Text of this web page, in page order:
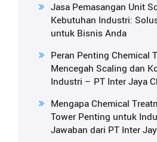
Jasa Pemasangan Unit
Kebutuhan Industri:
untuk Bisnis Anda
Peran Penting Chemical
Mencegah Scaling dan
Industri – PT Inter Jaya
Mengapa Chemical
Tower Penting untuk
Jawaban dari PT Inter